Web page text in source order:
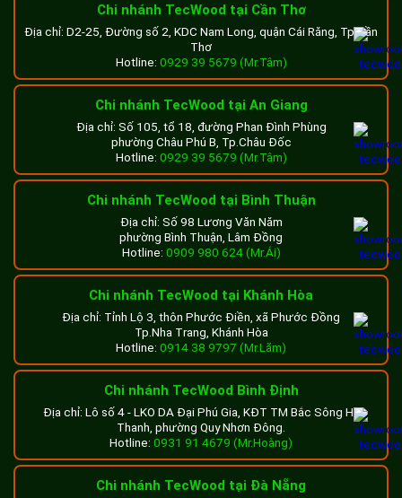
Chi nhánh TecWood tại Cần Thơ
Địa chỉ: D2-25, Đường số 2, KDC Nam Long, quận Cái Răng, Tp.Cần
Thơ
Hotline: 0929 39 5679 (Mr.Tâm)
Chi nhánh TecWood tại An Giang
Địa chỉ: Số 105, tổ 18, đường Phan Đình Phùng
phường Châu Phú B, Tp.Châu Đốc
Hotline: 0929 39 5679 (Mr.Tâm)
Chi nhánh TecWood tại Bình Thuận
Địa chỉ: Số 98 Lương Văn Năm
phường Bình Thuận, Lâm Đồng
Hotline: 0909 980 624 (Mr.Ái)
Chi nhánh TecWood tại Khánh Hòa
Địa chỉ: Tỉnh Lộ 3, thôn Phước Điền, xã Phước Đồng
Tp.Nha Trang, Khánh Hòa
Hotline: 0914 38 9797 (Mr.Lãm)
Chi nhánh TecWood Bình Định
Địa chỉ: Lô số 4 - LKO DA Đại Phú Gia, KĐT TM Bắc Sông Hà
Thanh, phường Quy Nhơn Đông.
Hotline: 0931 91 4679 (Mr.Hoàng)
Chi nhánh TecWood tại Đà Nẵng